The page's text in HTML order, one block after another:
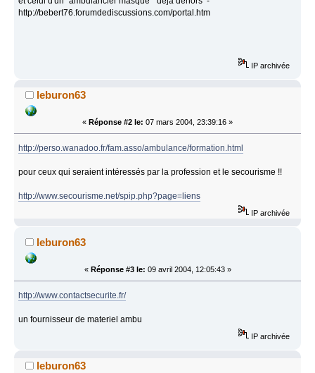
http://bebert76.forumdediscussions.com/portal.htm
IP archivée
leburon63
« Réponse #2 le: 07 mars 2004, 23:39:16 »
http://perso.wanadoo.fr/fam.asso/ambulance/formation.html
pour ceux qui seraient intéressés par la profession et le secourisme !!
http://www.secourisme.net/spip.php?page=liens
IP archivée
leburon63
« Réponse #3 le: 09 avril 2004, 12:05:43 »
http://www.contactsecurite.fr/
un fournisseur de materiel ambu
IP archivée
leburon63